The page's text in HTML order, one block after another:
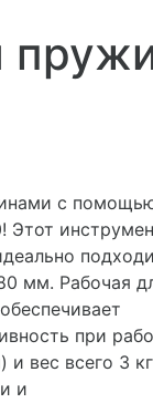
с
Этот
мм. Рабочая
при
и вес всего 3 кг
и